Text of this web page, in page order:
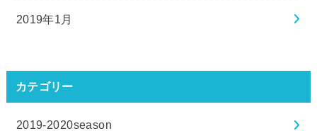
2019年1月
カテゴリー
2019-2020season